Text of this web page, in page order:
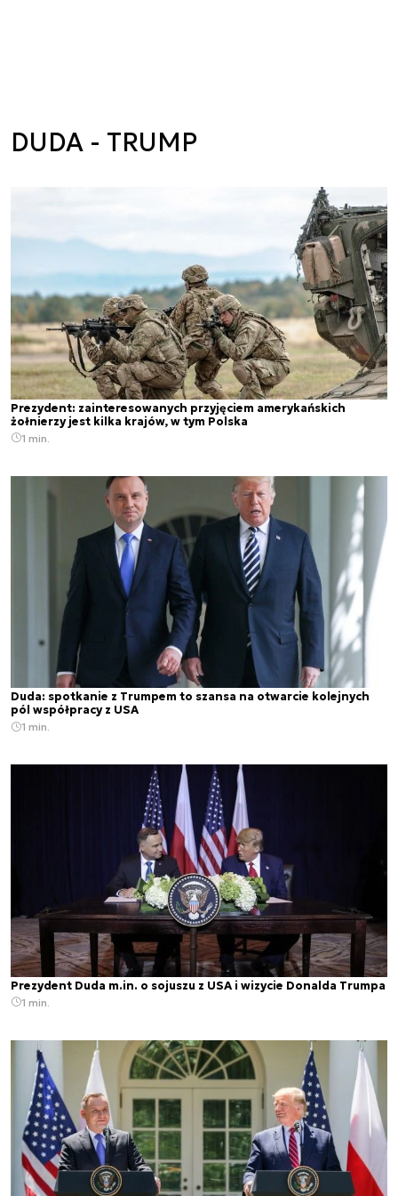
DUDA - TRUMP
Prezydent: zainteresowanych przyjęciem amerykańskich
żołnierzy jest kilka krajów, w tym Polska
1 min.
Duda: spotkanie z Trumpem to szansa na otwarcie kolejnych
pól współpracy z USA
1 min.
Prezydent Duda m.in. o sojuszu z USA i wizycie Donalda Trumpa
1 min.